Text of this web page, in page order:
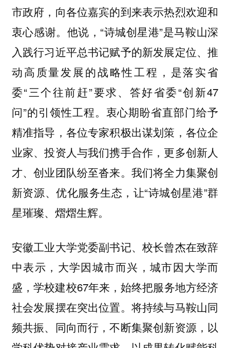
市政府，向各位嘉宾的到来表示热烈欢迎和
衷心感谢。他说，“诗城创星港”是马鞍山深
入践行习近平总书记赋予的新发展定位、推
动高质量发展的战略性工程，是落实省
委“三个往前赶”要求、答好省委“创新47
问”的引领性工程。衷心期盼省直部门给予
精准指导，各位专家积极出谋划策，各位企
业家、投资人与我们携手合作，更多创新人
才、创业团队纷至沓来。我们将全力集聚创
新资源、优化服务生态，让“诗城创星港”群
星璀璨、熠熠生辉。
安徽工业大学党委副书记、校长曾杰在致辞
中表示，大学因城市而兴，城市因大学而
盛，学校建校67年来，始终把服务地方经济
社会发展摆在突出位置。将持续与马鞍山同
频共振、同向而行，不断集聚创新资源，以